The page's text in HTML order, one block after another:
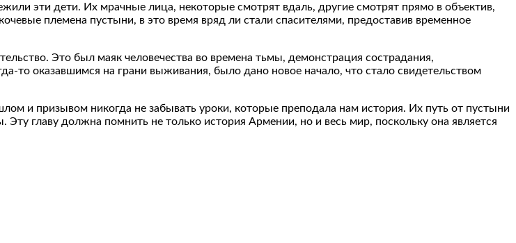
эти дети. Их мрачные лица, некоторые смотрят вдаль, другие смотрят прямо в объектив,
племена пустыни, в это время вряд ли стали спасителями, предоставив временное
Это был маяк человечества во времена тьмы, демонстрация сострадания,
то оказавшимся на грани выживания, было дано новое начало, что стало свидетельством
и призывом никогда не забывать уроки, которые преподала нам история. Их путь от пустыни
главу должна помнить не только история Армении, но и весь мир, поскольку она является